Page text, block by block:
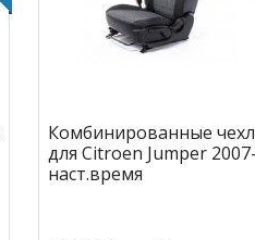
Комбинированные
для Citroen Jumper 2007-
наст.время